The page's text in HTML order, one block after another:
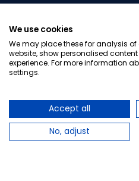
We use cookies
We may place these for analysis
website, show personalised
experience. For more information
settings.
Accept all
No, adjust